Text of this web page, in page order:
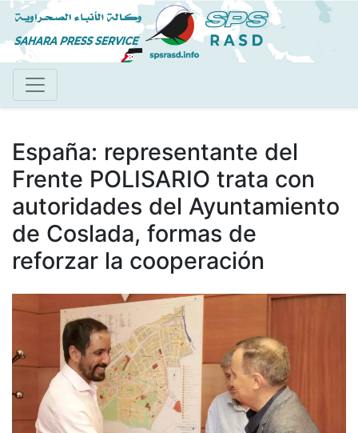
Pasar
al
contenido
España: representante del
Frente POLISARIO trata con
autoridades del Ayuntamiento
de Coslada, formas de
reforzar la cooperación